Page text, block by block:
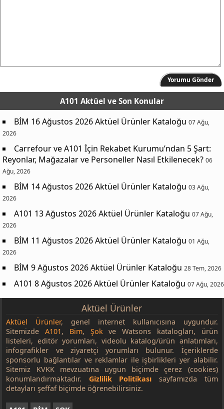
Yorumu Gönder
A101 Aktüel ve Son Konular
BİM 16 Ağustos 2026 Aktüel Ürünler Kataloğu 07 Ağu,
2026
Carrefour ve A101 İçin Rekabet Kurumu’ndan 5 Şart:
Reyonlar, Mağazalar ve Personeller Nasıl Etkilenecek? 06
Ağu, 2026
BİM 14 Ağustos 2026 Aktüel Ürünler Kataloğu 03 Ağu,
2026
A101 13 Ağustos 2026 Aktüel Ürünler Kataloğu 07 Ağu,
2026
BİM 11 Ağustos 2026 Aktüel Ürünler Kataloğu 01 Ağu,
2026
BİM 9 Ağustos 2026 Aktüel Ürünler Kataloğu 28 Tem, 2026
A101 8 Ağustos 2026 Aktüel Ürünler Kataloğu 07 Ağu, 2026
Aktüel Ürünler
Aktüel Ürünler, genel internet kullanıcısına uygundur.
SitemizdeA101, Bim, Şokve Watsons katalogları, ürün
listeleri, editör yorumları, videolu katalog/ürün anlatımları,
infografikler ve ziyaretçi yorumları bulunur. İçeriklerde
sponsorlu bağlantılar ve reklamlar ile işbirlikleri yer alabilir.
Sitemiz KVKK mevzuatına uygun biçimde çerez (cookies)
konumlandırmaktadır. Gizlilik Politikası sayfamızda tüm
detayları şeffaf biçimde öğrenebilirsiniz.